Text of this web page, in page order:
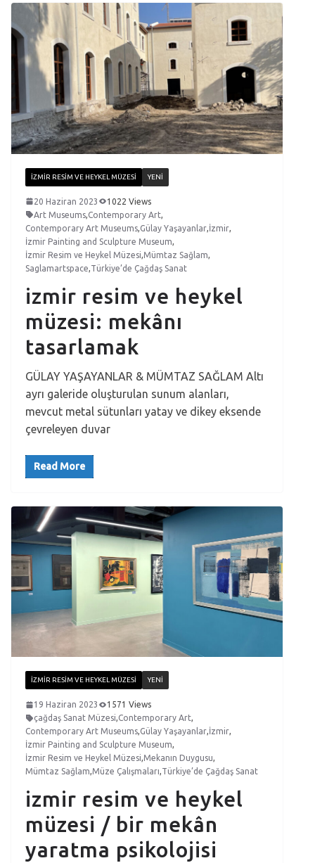
İZMIR RESIM VE HEYKEL MÜZESI YENI
20 Haziran 2023
1022 Views
Art Museums,Contemporary Art,
Contemporary Art Museums,Gülay Yaşayanlar,İzmir,
İzmir Painting and Sculpture Museum,
İzmir Resim ve Heykel Müzesi,Mümtaz Sağlam,
Saglamartspace,Türkiye’de Çağdaş Sanat
izmir resim ve heykel
müzesi: mekânı
tasarlamak
GÜLAY YAŞAYANLAR & MÜMTAZ SAĞLAM Altı
ayrı galeride oluşturulan sunum alanları,
mevcut metal sütunları yatay ve dikey eksende
çevreleyen duvar
Read More
İZMIR RESIM VE HEYKEL MÜZESI YENI
19 Haziran 2023
1571 Views
çağdaş Sanat Müzesi,Contemporary Art,
Contemporary Art Museums,Gülay Yaşayanlar,İzmir,
İzmir Painting and Sculpture Museum,
İzmir Resim ve Heykel Müzesi,Mekanın Duygusu,
Mümtaz Sağlam,Müze Çalışmaları,Türkiye’de Çağdaş Sanat
izmir resim ve heykel
müzesi / bir mekân
yaratma psikolojisi